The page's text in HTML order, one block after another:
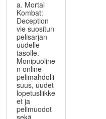
a. Mortal
Kombat:
Deception
vie suositun
pelisarjan
uudelle
tasolle.
Monipuoline
n online-
pelimahdolli
suus, uudet
lopetusliikke
et ja
pelimuodot
sekä